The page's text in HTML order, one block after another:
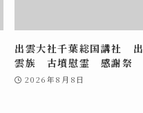
出雲大社千葉総国講社 出
雲族 古墳慰霊 感謝祭
2026年8月8日